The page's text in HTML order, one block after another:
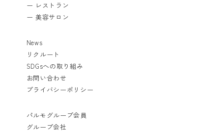
ー レストラン
ー 美容サロン
News
リクルート
SDGsへの取り組み
お問い合わせ
プライバシーポリシー
パルモグループ会員
グループ会社